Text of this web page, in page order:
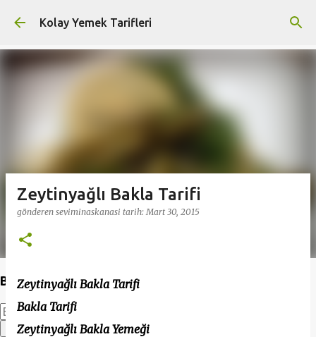
Ana içeriğe atla
Kolay Yemek Tarifleri
Bu Blogda Ara
Zeytinyağlı Bakla Tarifi
gönderen seviminaskanasi tarih:Mart 30, 2015
Zeytinyağlı Bakla Tarifi
Bakla Tarifi
Zeytinyağlı Bakla Yemeği